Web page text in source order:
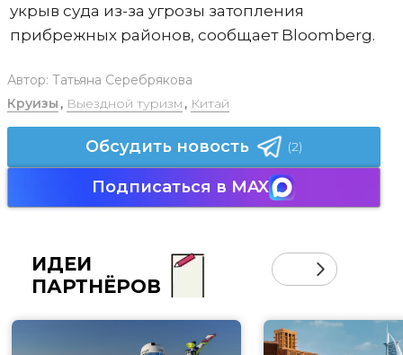
укрыв суда из-за угрозы затопления
прибрежных районов, сообщает Bloomberg.
Автор: Татьяна Серебрякова
Круизы , Выездной туризм , Китай
Обсудить новость (2)
Подписаться в MAX
ИДЕИ
ПАРТНЁРОВ